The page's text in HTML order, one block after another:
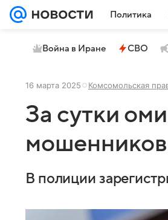
Политика
Война в Иране СВО
16 марта 2025 Комсомольская
За сутки
В полиции